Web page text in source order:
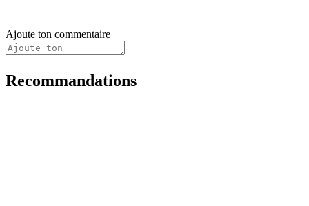
Ajoute ton commentaire
Recommandations